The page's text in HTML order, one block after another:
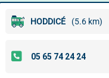
HODDICÉ (5.6 km)